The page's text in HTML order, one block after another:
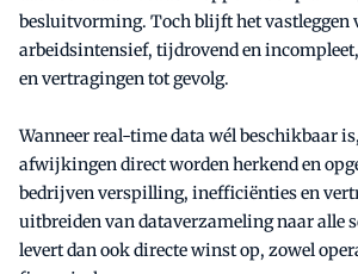
besluitvorming. Toch blijft het vastleggen
arbeidsintensief, tijdrovend en
en vertragingen tot gevolg.
Wanneer real-time data wél beschikbaar
afwijkingen direct worden herkend en
bedrijven verspilling, inefficiënties en
uitbreiden van dataverzameling naar alle
levert dan ook directe winst op, zowel